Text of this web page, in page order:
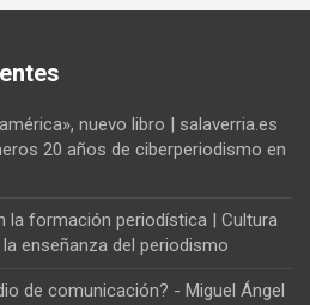
nuevo libro | salaverria.es
20 años de ciberperiodismo en
la formación periodística | Cultura
enseñanza del periodismo
de comunicación? - Miguel Ángel